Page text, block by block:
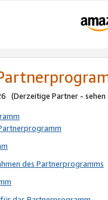
(Derzeitige Partner - sehen
des Partnerprogramms